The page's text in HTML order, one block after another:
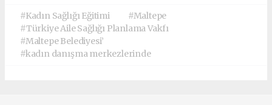
#Kadın Sağlığı Eğitimi
#Maltepe
#Türkiye Aile Sağlığı Planlama Vakfı
#Maltepe Belediyesi’
#kadın danışma merkezlerinde